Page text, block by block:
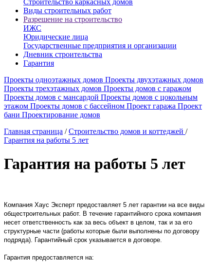
Строительство каркасных домов
Виды строительных работ
Разрешение на строительство
ИЖС
Юридические лица
Государственные предприятия и организации
Дневник строительства
Гарантия
Проекты одноэтажных домов Проекты двухэтажных домов
Проекты трехэтажных домов Проекты домов с гаражом
Проекты домов с мансардой Проекты домов с цокольным
этажом Проекты домов с бассейном Проект гаража Проект
бани Проектирование домов
Главная страница / Строительство домов и коттеджей /
Гарантия на работы 5 лет
Гарантия на работы 5 лет
Компания Хаус Эксперт предоставляет 5 лет гарантии на все виды
общестроительных работ. В течение гарантийного срока компания
несет ответственность как за весь объект в целом, так и за его
структурные части (работы которые были выполнены по договору
подряда). Гарантийный срок указывается в договоре.
Гарантия предоставляется на: